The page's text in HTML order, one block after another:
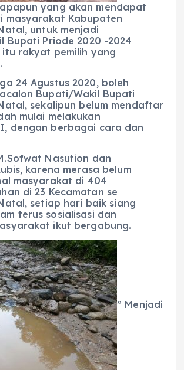
yang akan mendapat
masyarakat Kabupaten
untuk menjadi
Bupati Priode 2020 -2024
itu rakyat pemilih yang
24 Agustus 2020, boleh
Bupati/Wakil Bupati
sekalipun belum mendaftar
mulai melakukan
dengan berbagai cara dan
Nasution dan
karena merasa belum
masyarakat di 404
di 23 Kecamatan se
setiap hari baik siang
terus sosialisasi dan
ikut bergabung.
” Menjadi